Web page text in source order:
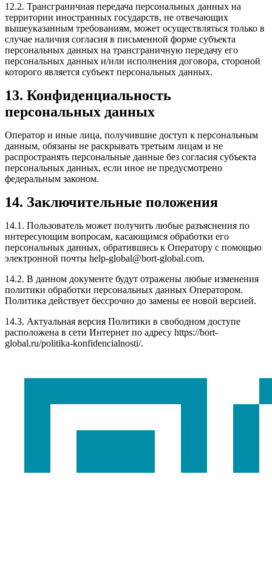
12.2. Трансграничная передача персональных данных на
территории иностранных государств, не отвечающих
вышеуказанным требованиям, может осуществляться только в
случае наличия согласия в письменной форме субъекта
персональных данных на трансграничную передачу его
персональных данных и/или исполнения договора, стороной
которого является субъект персональных данных.
13. Конфиденциальность
персональных данных
Оператор и иные лица, получившие доступ к персональным
данным, обязаны не раскрывать третьим лицам и не
распространять персональные данные без согласия субъекта
персональных данных, если иное не предусмотрено
федеральным законом.
14. Заключительные положения
14.1. Пользователь может получить любые разъяснения по
интересующим вопросам, касающимся обработки его
персональных данных, обратившись к Оператору с помощью
электронной почты help-global@bort-global.com.
14.2. В данном документе будут отражены любые изменения
политики обработки персональных данных Оператором.
Политика действует бессрочно до замены ее новой версией.
14.3. Актуальная версия Политики в свободном доступе
расположена в сети Интернет по адресу https://bort-
global.ru/politika-konfidencialnosti/.